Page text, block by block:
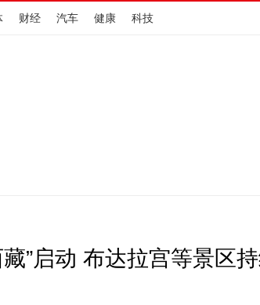
财经 汽车 健康 科技
”启动 布达拉宫等景区